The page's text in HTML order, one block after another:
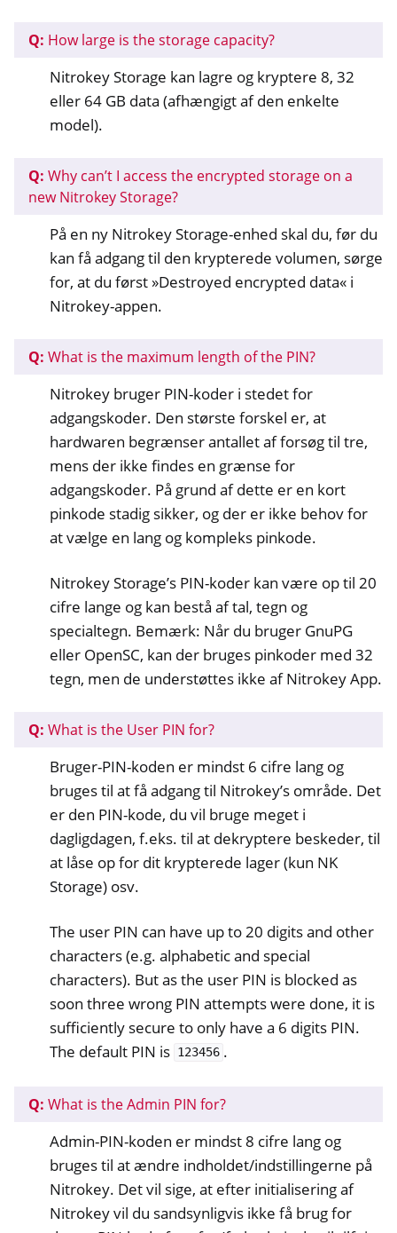
Q: How large is the storage capacity?
Nitrokey Storage kan lagre og kryptere 8, 32
eller 64 GB data (afhængigt af den enkelte
model).
Q: Why can’t I access the encrypted storage on a
new Nitrokey Storage?
På en ny Nitrokey Storage-enhed skal du, før du
kan få adgang til den krypterede volumen, sørge
for, at du først »Destroyed encrypted data« i
Nitrokey-appen.
Q: What is the maximum length of the PIN?
Nitrokey bruger PIN-koder i stedet for
adgangskoder. Den største forskel er, at
hardwaren begrænser antallet af forsøg til tre,
mens der ikke findes en grænse for
adgangskoder. På grund af dette er en kort
pinkode stadig sikker, og der er ikke behov for
at vælge en lang og kompleks pinkode.
Nitrokey Storage’s PIN-koder kan være op til 20
cifre lange og kan bestå af tal, tegn og
specialtegn. Bemærk: Når du bruger GnuPG
eller OpenSC, kan der bruges pinkoder med 32
tegn, men de understøttes ikke af Nitrokey App.
Q: What is the User PIN for?
Bruger-PIN-koden er mindst 6 cifre lang og
bruges til at få adgang til Nitrokey’s område. Det
er den PIN-kode, du vil bruge meget i
dagligdagen, f.eks. til at dekryptere beskeder, til
at låse op for dit krypterede lager (kun NK
Storage) osv.
The user PIN can have up to 20 digits and other
characters (e.g. alphabetic and special
characters). But as the user PIN is blocked as
soon three wrong PIN attempts were done, it is
sufficiently secure to only have a 6 digits PIN.
The default PIN is 123456 .
Q: What is the Admin PIN for?
Admin-PIN-koden er mindst 8 cifre lang og
bruges til at ændre indholdet/indstillingerne på
Nitrokey. Det vil sige, at efter initialisering af
Nitrokey vil du sandsynligvis ikke få brug for